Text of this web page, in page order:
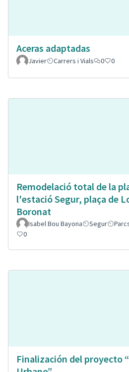
Aceras adaptadas
Javier
Carrers i Vials 0 0
Remodelació total de la
l'estació Segur, plaça de
Boronat
Isabel Bou Bayona Segur
0
Finalización del proyecto